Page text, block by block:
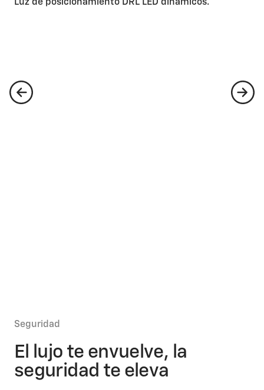
Luz de posicionamiento DRL LED dinámicos.
Seguridad
El lujo te envuelve, la
seguridad te eleva